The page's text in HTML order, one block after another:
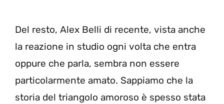
Del resto, Alex Belli di recente, vista anche
la reazione in studio ogni volta che entra
oppure che parla, sembra non essere
particolarmente amato. Sappiamo che la
storia del triangolo amoroso è spesso stata